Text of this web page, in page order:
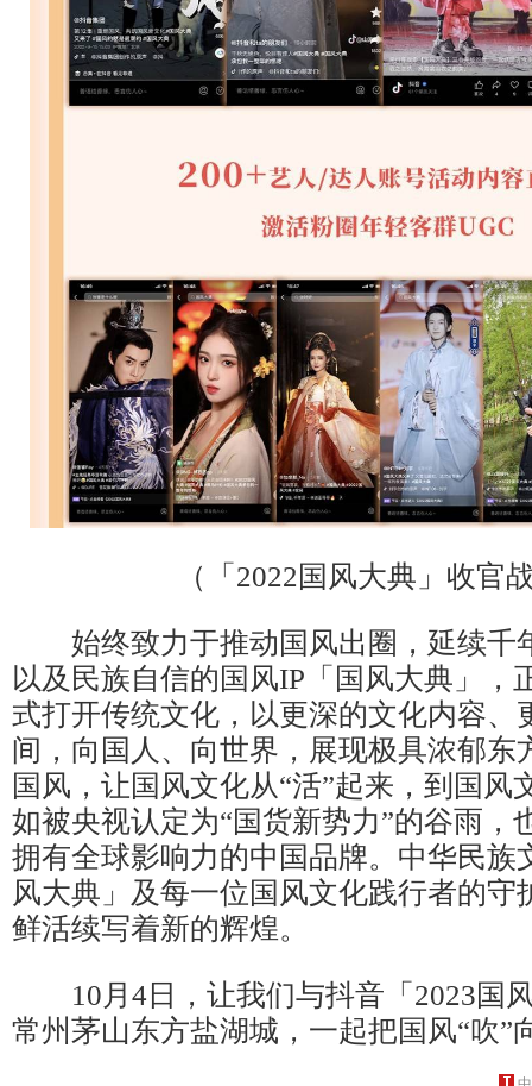
（「2022国风大典」收官
始终致力于推动国风出圈，延续千
以及民族自信的国风IP「国风大典」，
式打开传统文化，以更深的文化内容、
间，向国人、向世界，展现极具浓郁东
国风，让国风文化从“活”起来，到国风
如被央视认定为“国货新势力”的谷雨，
拥有全球影响力的中国品牌。中华民族
风大典」及每一位国风文化践行者的守
鲜活续写着新的辉煌。
10月4日，让我们与抖音「2023国
常州茅山东方盐湖城，一起把国风“吹”